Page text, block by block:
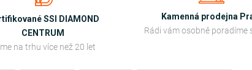
SSI DIAMOND
CENTRUM
na trhu více než 20 let
Kamenná prodejna
Rádi vám osobně poradíme